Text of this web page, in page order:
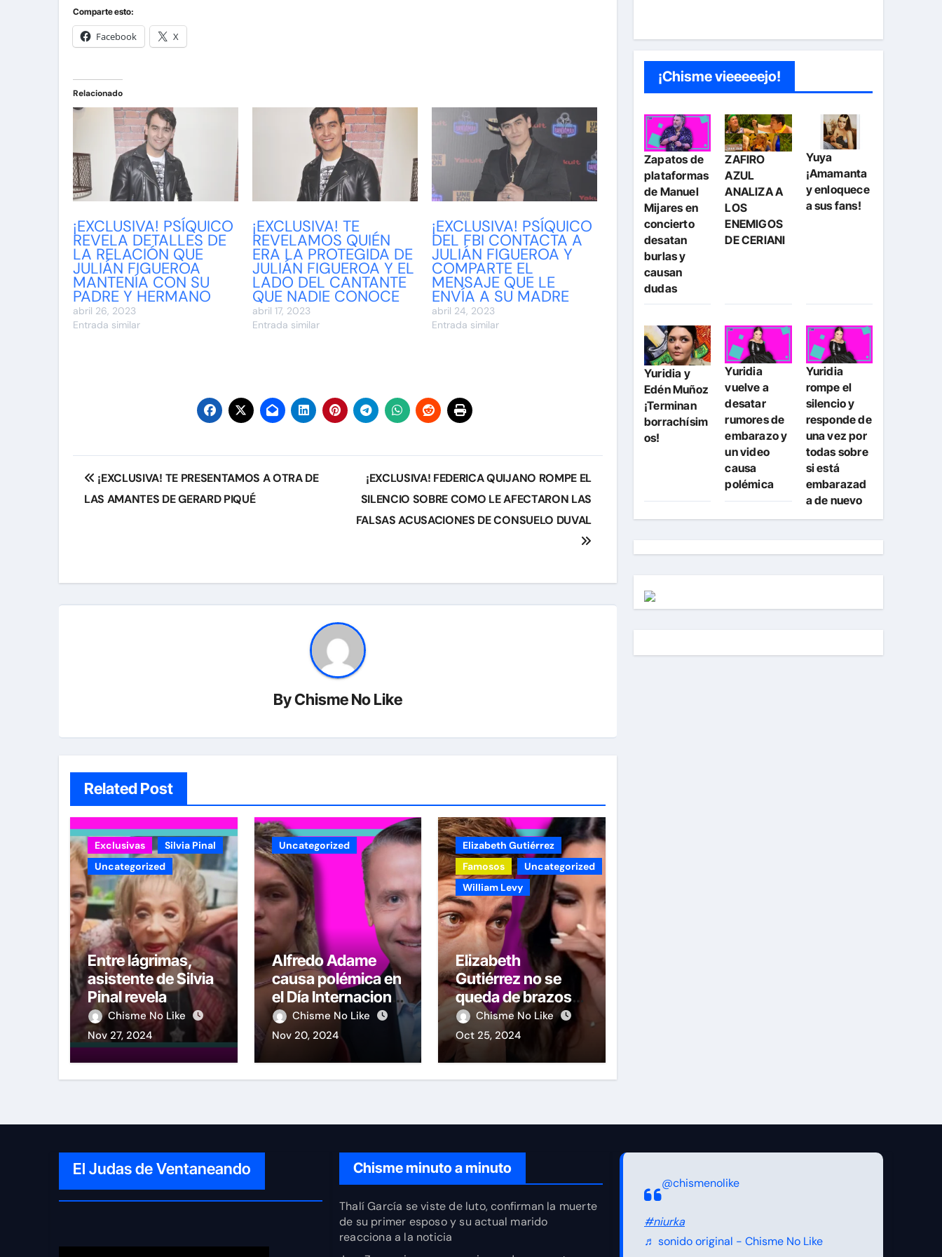
Comparte esto:
Facebook X
Relacionado
¡EXCLUSIVA! PSÍQUICO
REVELA DETALLES DE
LA RELACIÓN QUE
JULIÁN FIGUEROA
MANTENÍA CON SU
PADRE Y HERMANO
abril 26, 2023
Entrada similar
¡EXCLUSIVA! TE
REVELAMOS QUIÉN
ERA LA PROTEGIDA DE
JULIÁN FIGUEROA Y EL
LADO DEL CANTANTE
QUE NADIE CONOCE
abril 17, 2023
Entrada similar
¡EXCLUSIVA! PSÍQUICO
DEL FBI CONTACTA A
JULIÁN FIGUEROA Y
COMPARTE EL
MENSAJE QUE LE
ENVÍA A SU MADRE
abril 24, 2023
Entrada similar
Navegación
de
¡EXCLUSIVA! TE PRESENTAMOS A OTRA DE
LAS AMANTES DE GERARD PIQUÉ
¡EXCLUSIVA! FEDERICA QUIJANO ROMPE EL
SILENCIO SOBRE COMO LE AFECTARON LAS
FALSAS ACUSACIONES DE CONSUELO DUVAL
ByChisme No Like
Related Post
Exclusivas
Silvia Pinal
Uncategorized
Entre lágrimas,
asistente de Silvia
Pinal revela
nuevos detalles
sobre su salud
Chisme No Like
Nov 27, 2024
Uncategorized
Alfredo Adame
causa polémica en
el Día Internacional
del Hombre por
foto felicitando a
Wendy Guevara
Chisme No Like
Nov 20, 2024
Elizabeth Gutiérrez
Famosos
Uncategorized
William Levy
Elizabeth
Gutiérrez no se
queda de brazos
cruzados y le
contesta a William
Levy tras las
Chisme No Like
Oct 25, 2024
¡Chisme vieeeeejo!
Zapatos de
plataformas
de Manuel
Mijares en
concierto
desatan
burlas y
causan
dudas
ZAFIRO
AZUL
ANALIZA A
LOS
ENEMIGOS
DE CERIANI
Yuya
¡Amamanta
y enloquece
a sus fans!
Yuridia y
Edén Muñoz
¡Terminan
borrachísim
os!
Yuridia
vuelve a
desatar
rumores de
embarazo y
un video
causa
polémica
Yuridia
rompe el
silencio y
responde de
una vez por
todas sobre
si está
embarazad
a de nuevo
El Judas de Ventaneando Chisme minuto a minuto
Thalí García se viste de luto, confirman la muerte
de su primer esposo y su actual marido
reacciona a la noticia
@chismenolike
#niurka
♬ sonido original - Chisme No Like